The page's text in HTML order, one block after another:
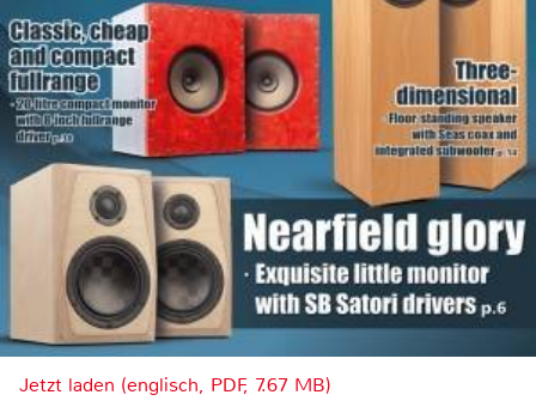
Jetzt laden (englisch, PDF, 7.67 MB)